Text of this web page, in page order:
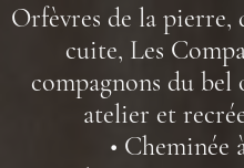
Orfèvres de la
cuite, Les
compagnons du bel
atelier et
• Cheminée